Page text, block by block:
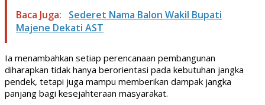
Baca Juga:
Sederet Nama Balon Wakil Bupati
Majene Dekati AST
Ia menambahkan setiap perencanaan pembangunan
diharapkan tidak hanya berorientasi pada kebutuhan jangka
pendek, tetapi juga mampu memberikan dampak jangka
panjang bagi kesejahteraan masyarakat.